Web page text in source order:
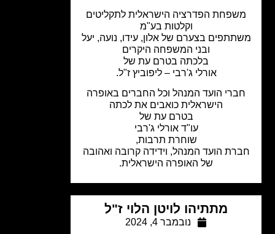
הפדרציה הישראלית לתקליטים
וקלטות בע"מ
בצערם של אלון, עידו, נועה, יעל
ובני המשפחה היקרים
בלכתה בטרם עת של
אורלי ג'רבי – ליפוביץ ז"ל.
הועד המנהל וכל החברים באופרה
הישראלית כואבים את לכתה
בטרם עת של
עו"ד אורלי ג'רבי
שוחרת תרבות,
הועד המנהל, וידידה קרובה ואהובה
של האופרה הישראלית.
מתתיהו לויטן הלוי ז"ל
נובמבר 4, 2024